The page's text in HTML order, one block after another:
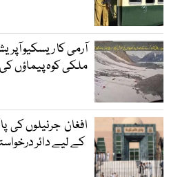
آرمی کا ریسکیو
ملکی کوہ پیماؤں
افغان جرنیلوں کی
کے لیے دائر